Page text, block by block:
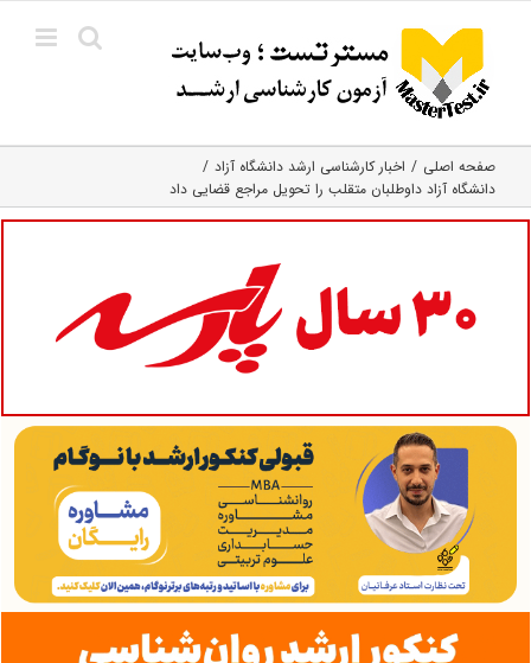
content
صفحه اصلی
اخبار کارشناسی ارشد دانشگاه آزاد
دانشگاه آزاد داوطلبان متقلب را تحویل مراجع قضایی داد